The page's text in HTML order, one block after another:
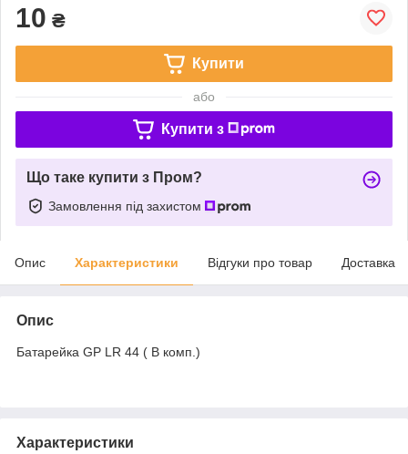
10 ₴
Купити
або
Купити з
Що таке купити з Пром?
Замовлення під захистом
Опис Характеристики Відгуки про товар Доставка
Опис
Батарейка GP LR 44 ( В комп.)
Характеристики